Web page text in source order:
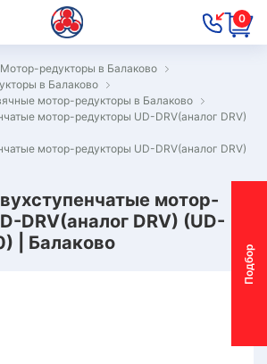
0
П
о
д
б
о
р
м
о
т
о
р
-
р
е
д
у
к
т
о
р
Мотор-редукторы в Балаково
Червячные мотор-редукторы в Балаково
мотор-редукторы в Балаково
мотор-редукторы UD-DRV(аналог DRV)
мотор-редукторы UD-DRV(аналог DRV)
мотор-
DRV(аналог DRV) (UD-
| Балаково